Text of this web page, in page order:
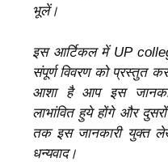
भूलें।
इस आर्टिकल में UP
संपूर्ण विवरण को प्रस्तुत
आशा है आप इस
लाभांवित हुये होंगे और
तक इस जानकारी युक्त
धन्यवाद।